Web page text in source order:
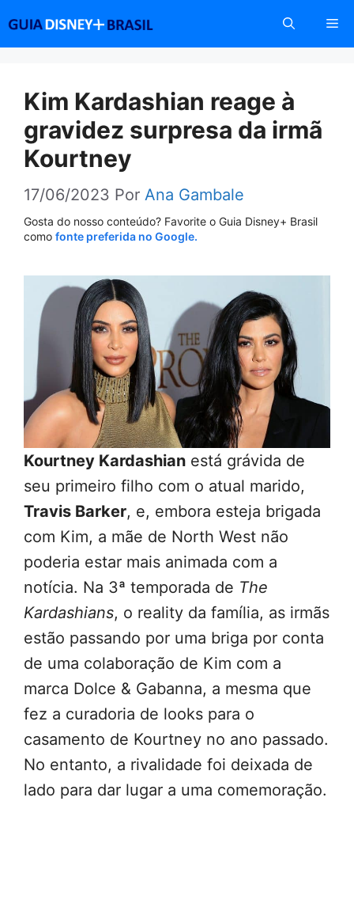
conteúdo
Kim Kardashian reage à
gravidez surpresa da irmã
Kourtney
17/06/2023 Por Ana Gambale
Gosta do nosso conteúdo? Favorite o Guia Disney+ Brasil
como fonte preferida no Google.
Kourtney Kardashian está grávida de
seu primeiro filho com o atual marido,
Travis Barker, e, embora esteja brigada
com Kim, a mãe de North West não
poderia estar mais animada com a
notícia. Na 3ª temporada de The
Kardashians, o reality da família, as irmãs
estão passando por uma briga por conta
de uma colaboração de Kim com a
marca Dolce & Gabanna, a mesma que
fez a curadoria de looks para o
casamento de Kourtney no ano passado.
No entanto, a rivalidade foi deixada de
lado para dar lugar a uma comemoração.